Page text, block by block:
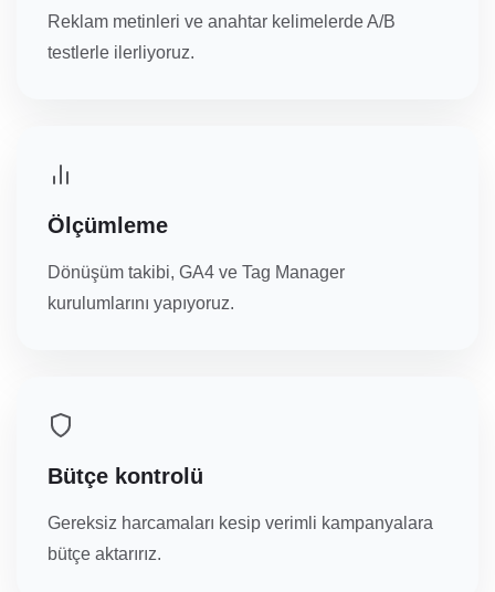
Reklam metinleri ve anahtar kelimelerde A/B
testlerle ilerliyoruz.
Ölçümleme
Dönüşüm takibi, GA4 ve Tag Manager
kurulumlarını yapıyoruz.
Bütçe kontrolü
Gereksiz harcamaları kesip verimli kampanyalara
bütçe aktarırız.